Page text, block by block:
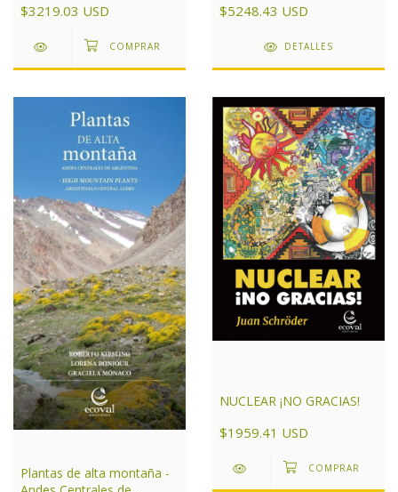
$3219.03 USD $5248.43 USD
DETALLES
Plantas de alta montaña -
NUCLEAR ¡NO GRACIAS!
$1959.41 USD